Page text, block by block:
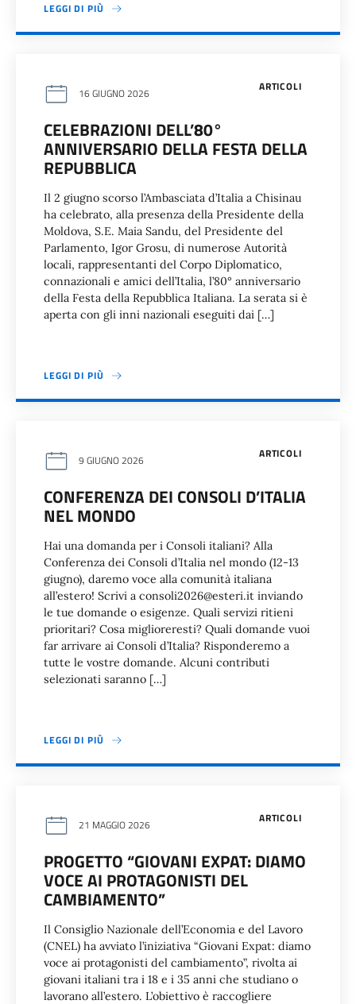
LEGGI DI PIÙ
ARTICOLI
16 GIUGNO 2026
CELEBRAZIONI DELL’80°
ANNIVERSARIO DELLA FESTA DELLA
REPUBBLICA
Il 2 giugno scorso l’Ambasciata d’Italia a Chisinau
ha celebrato, alla presenza della Presidente della
Moldova, S.E. Maia Sandu, del Presidente del
Parlamento, Igor Grosu, di numerose Autorità
locali, rappresentanti del Corpo Diplomatico,
connazionali e amici dell’Italia, l’80° anniversario
della Festa della Repubblica Italiana. La serata si è
aperta con gli inni nazionali eseguiti dai […]
LEGGI DI PIÙ
ARTICOLI
9 GIUGNO 2026
CONFERENZA DEI CONSOLI D’ITALIA
NEL MONDO
Hai una domanda per i Consoli italiani? Alla
Conferenza dei Consoli d’Italia nel mondo (12-13
giugno), daremo voce alla comunità italiana
all’estero! Scrivi a consoli2026@esteri.it inviando
le tue domande o esigenze. Quali servizi ritieni
prioritari? Cosa miglioreresti? Quali domande vuoi
far arrivare ai Consoli d’Italia? Risponderemo a
tutte le vostre domande. Alcuni contributi
selezionati saranno […]
LEGGI DI PIÙ
ARTICOLI
21 MAGGIO 2026
PROGETTO “GIOVANI EXPAT: DIAMO
VOCE AI PROTAGONISTI DEL
CAMBIAMENTO”
Il Consiglio Nazionale dell’Economia e del Lavoro
(CNEL) ha avviato l’iniziativa “Giovani Expat: diamo
voce ai protagonisti del cambiamento”, rivolta ai
giovani italiani tra i 18 e i 35 anni che studiano o
lavorano all’estero. L’obiettivo è raccogliere